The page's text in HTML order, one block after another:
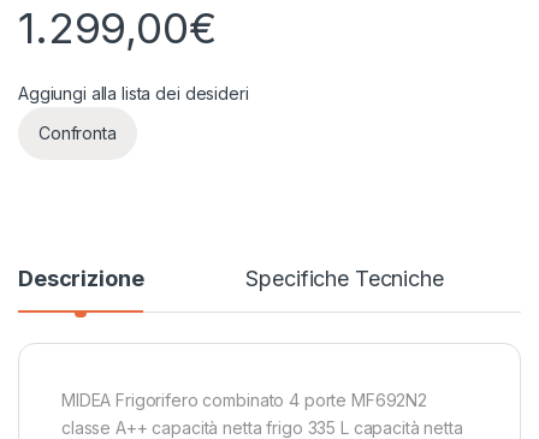
1.299,00€
Aggiungi alla lista dei desideri
Confronta
Descrizione Specifiche Tecniche
MIDEA Frigorifero combinato 4 porte MF692N2
classe A++ capacità netta frigo 335 L capacità netta